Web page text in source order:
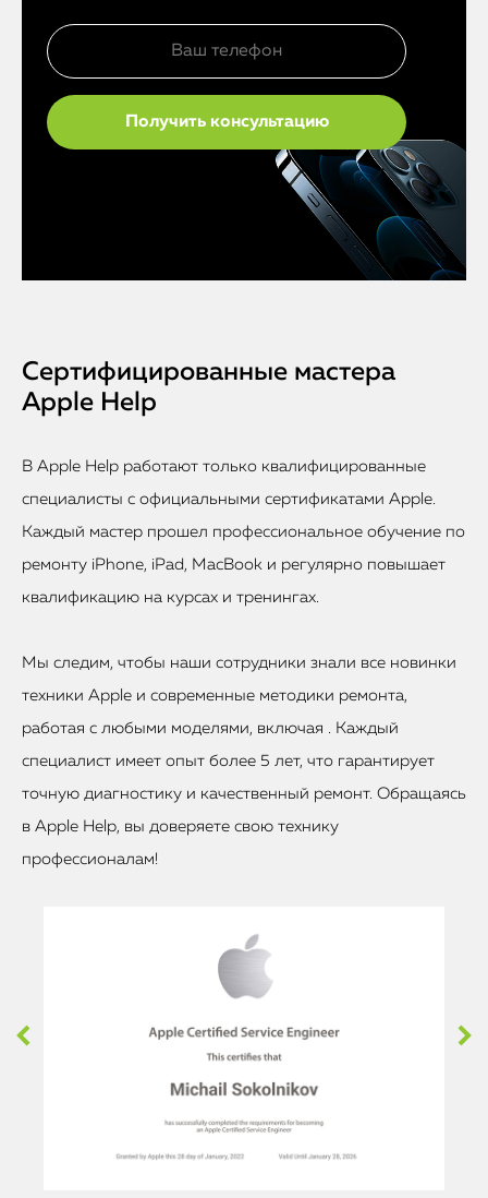
Сертифицированные мастера
Apple Help
В Apple Help работают только квалифицированные
специалисты с официальными сертификатами Apple.
Каждый мастер прошел профессиональное обучение по
ремонту iPhone, iPad, MacBook и регулярно повышает
квалификацию на курсах и тренингах.
Мы следим, чтобы наши сотрудники знали все новинки
техники Apple и современные методики ремонта,
работая с любыми моделями, включая . Каждый
специалист имеет опыт более 5 лет, что гарантирует
точную диагностику и качественный ремонт. Обращаясь
в Apple Help, вы доверяете свою технику
профессионалам!